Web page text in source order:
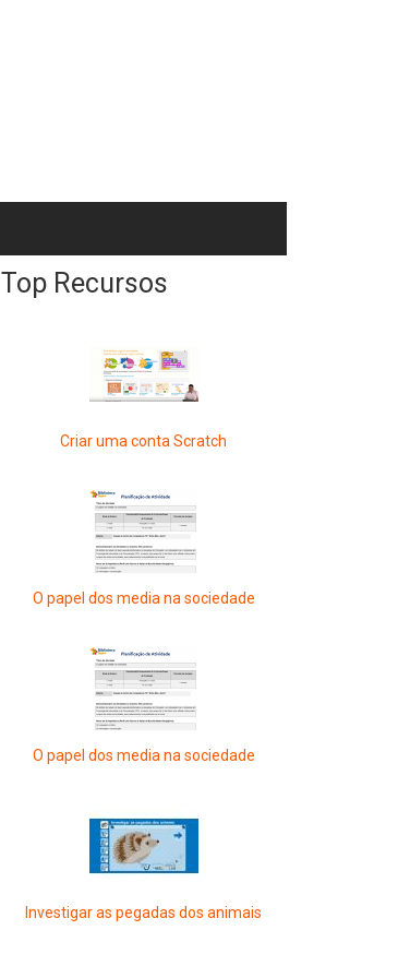
Top Recursos
Criar uma conta Scratch
O papel dos media na sociedade
O papel dos media na sociedade
Investigar as pegadas dos animais